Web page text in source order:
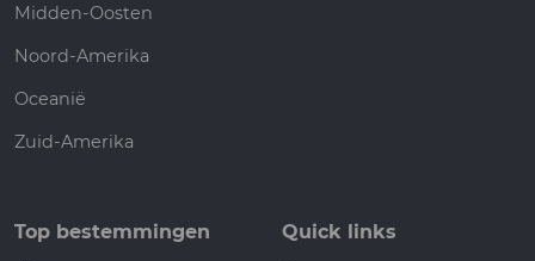
Midden-Oosten
Noord-Amerika
Oceanië
Zuid-Amerika
Top bestemmingen Quick links